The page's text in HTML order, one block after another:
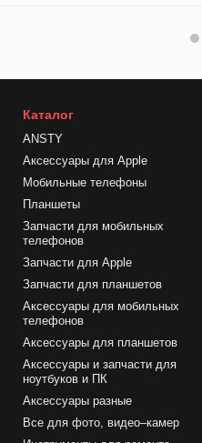
Каталог
ANSTY
Аксессуары для Apple
Мобильные телефоны
Планшеты
Запчасти для мобильных
телефонов
Запчасти для Apple
Запчасти для планшетов
Аксессуары для мобильных
телефонов
Аксессуары для планшетов
Аксессуары и запчасти для
ноутбуков и ПК
Аксессуары разные
Все для фото, видео–камер